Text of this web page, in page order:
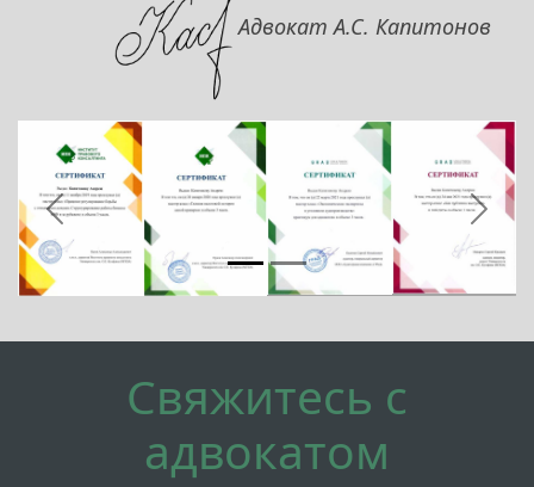
Адвокат А.С. Капитонов
Предыдущий
Свяжитесь с
адвокатом